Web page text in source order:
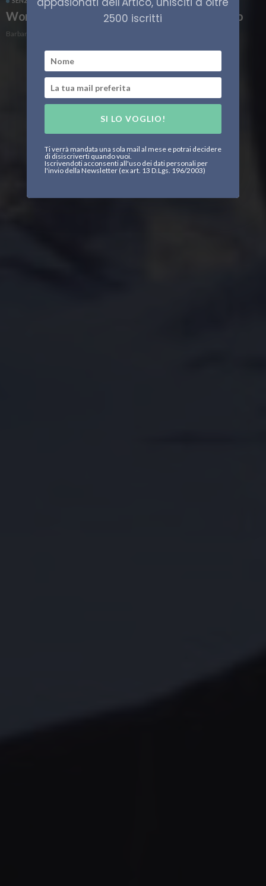
Wonder Seekers, a caccia di sapere nell’Artico
Barbara Fioravanzo
2500 iscritti
SI LO VOGLIO!
Ti verrà mandata una sola mail al mese e potrai decidere
di disiscriverti quando vuoi.
Iscrivendoti acconsenti all'uso dei dati personali per
l'invio della Newsletter (ex art. 13 D.Lgs. 196/2003)